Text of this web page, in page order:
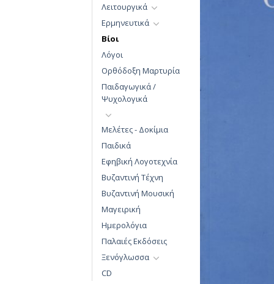
Λειτουργικά
Ερμηνευτικά
Βίοι
Λόγοι
Ορθόδοξη Μαρτυρία
Παιδαγωγικά /
Ψυχολογικά
Μελέτες - Δοκίμια
Παιδικά
Εφηβική Λογοτεχνία
Βυζαντινή Τέχνη
Βυζαντινή Μουσική
Μαγειρική
Ημερολόγια
Παλαιές Εκδόσεις
Ξενόγλωσσα
CD